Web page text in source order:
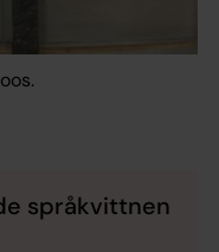
språkvittnen